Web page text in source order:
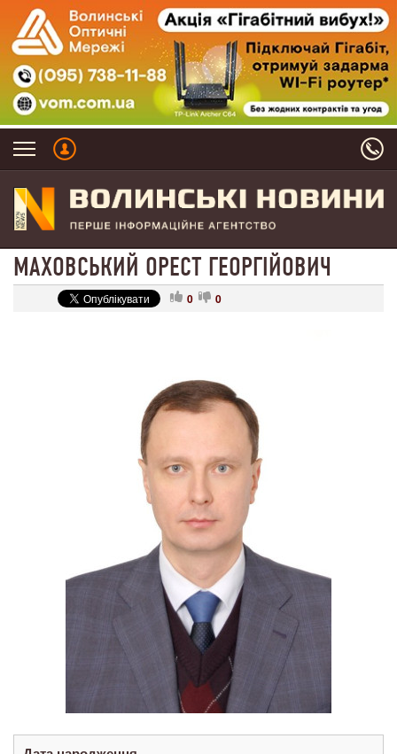
МАХОВСЬКИЙ ОРЕСТ ГЕОРГІЙОВИЧ
0 0